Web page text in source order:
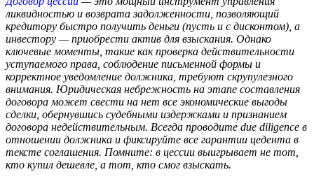
ликвидностью и возврата задолженности, позволяющий
кредитору быстро получить деньги (пусть и с дисконтом), а
инвестору — приобрести актив для взыскания. Однако
ключевые моменты, такие как проверка действительности
уступаемого права, соблюдение письменной формы и
корректное уведомление должника, требуют скрупулезного
внимания. Юридическая небрежность на этапе составления
договора может свести на нет все экономические выгоды
сделки, обернувшись судебными издержками и признанием
договора недействительным. Всегда проводите due diligence в
отношении должника и фиксируйте все гарантии цедента в
тексте соглашения. Помните: в цессии выигрывает не тот,
кто купил дешевле, а тот, кто смог взыскать.